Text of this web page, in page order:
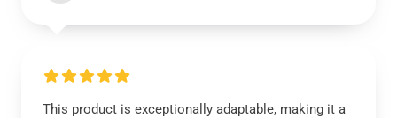
This product is exceptionally adaptable, making it a